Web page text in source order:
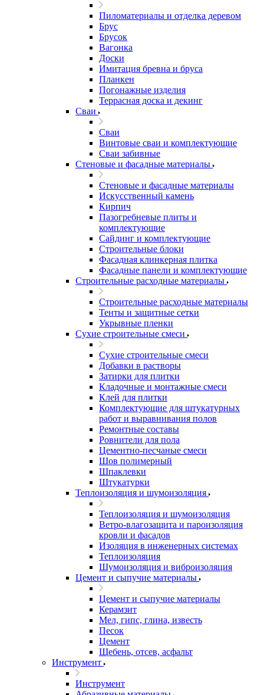
Пиломатериалы и отделка деревом
Брус
Брусок
Вагонка
Доски
Имитация бревна и бруса
Планкен
Погонажные изделия
Террасная доска и декинг
Сваи
Сваи
Винтовые сваи и комплектующие
Сваи забивные
Стеновые и фасадные материалы
Стеновые и фасадные материалы
Искусственный камень
Кирпич
Пазогребневые плиты и
комплектующие
Сайдинг и комплектующие
Строительные блоки
Фасадная клинкерная плитка
Фасадные панели и комплектующие
Строительные расходные материалы
Строительные расходные материалы
Тенты и защитные сетки
Укрывные пленки
Сухие строительные смеси
Сухие строительные смеси
Добавки в растворы
Затирки для плитки
Кладочные и монтажные смеси
Клей для плитки
Комплектующие для штукатурных
работ и выравнивания полов
Ремонтные составы
Ровнители для пола
Цементно-песчаные смеси
Шов полимерный
Шпаклевки
Штукатурки
Теплоизоляция и шумоизоляция
Теплоизоляция и шумоизоляция
Ветро-влагозащита и пароизоляция
кровли и фасадов
Изоляция в инженерных системах
Теплоизоляция
Шумоизоляция и виброизоляция
Цемент и сыпучие материалы
Цемент и сыпучие материалы
Керамзит
Мел, гипс, глина, известь
Песок
Цемент
Щебень, отсев, асфальт
Инструмент
Инструмент